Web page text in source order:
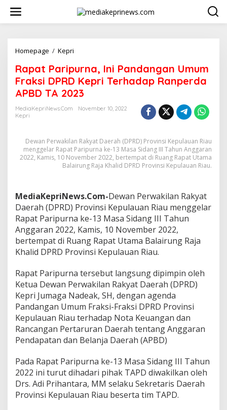
w
Homepage / Kepri
p
a
P
u
r
n
a
n
P
a
n
d
a
g
a
n
U
m
u
m
F
r
k
s
D
P
Rapat Paripurna, Ini Pandangan Umum
Fraksi DPRD Kepri Terhadap Ranperda
APBD TA 2023
MediaKepriNews.com
November 10, 2022
Kepri
Dewan Perwakilan Rakyat Daerah (DPRD) Provinsi Kepulauan Riau
menggelar Rapat Paripurna ke-13 Masa Sidang III Tahun Anggaran
2022, Kamis, 10 November 2022, bertempat di Ruang Rapat Utama
Balairung Raja Khalid DPRD Provinsi Kepulauan Riau.
MediaKepriNews.Com-Dewan Perwakilan Rakyat
Daerah (DPRD) Provinsi Kepulauan Riau menggelar
Rapat Paripurna ke-13 Masa Sidang III Tahun
Anggaran 2022, Kamis, 10 November 2022,
bertempat di Ruang Rapat Utama Balairung Raja
Khalid DPRD Provinsi Kepulauan Riau.
Rapat Paripurna tersebut langsung dipimpin oleh
Ketua Dewan Perwakilan Rakyat Daerah (DPRD)
Kepri Jumaga Nadeak, SH, dengan agenda
Pandangan Umum Fraksi-Fraksi DPRD Provinsi
Kepulauan Riau terhadap Nota Keuangan dan
Rancangan Pertaruran Daerah tentang Anggaran
Pendapatan dan Belanja Daerah (APBD)
Pada Rapat Paripurna ke-13 Masa Sidang III Tahun
2022 ini turut dihadari pihak TAPD diwakilkan oleh
Drs. Adi Prihantara, MM selaku Sekretaris Daerah
Provinsi Kepulauan Riau beserta tim TAPD.